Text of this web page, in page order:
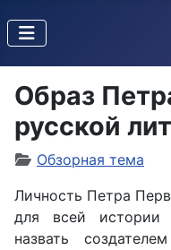
Образ
русской
Обзорная тема
Личность Петра
для всей
назвать